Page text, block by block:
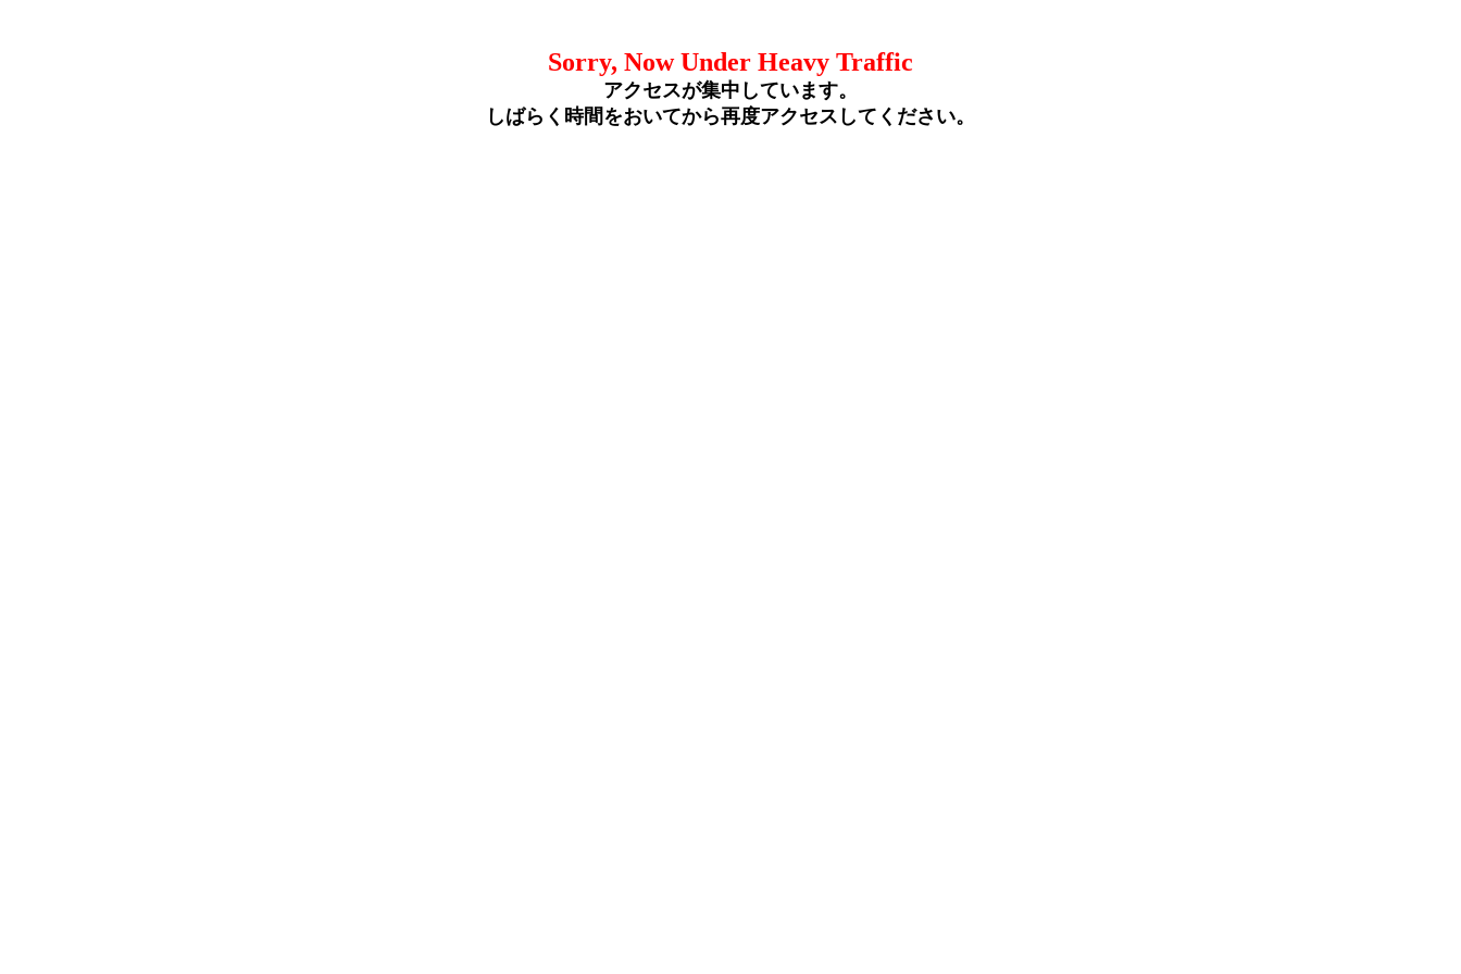
Sorry, Now Under Heavy Traffic
アクセスが集中しています。
しばらく時間をおいてから再度アクセスしてください。